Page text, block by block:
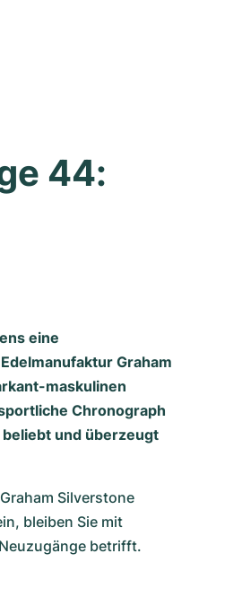
44:
eine
Graham
maskulinen
Chronograph
und überzeugt
Silverstone
bleiben Sie mit
betrifft.